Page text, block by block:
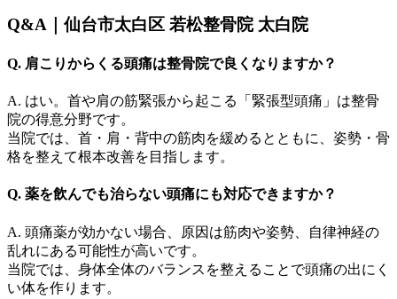
Q&A｜仙台市太白区 若松整骨院 太白院
Q. 肩こりからくる頭痛は整骨院で良くなりますか？
A. はい。首や肩の筋緊張から起こる「緊張型頭痛」は整骨
院の得意分野です。
当院では、首・肩・背中の筋肉を緩めるとともに、姿勢・骨
格を整えて根本改善を目指します。
Q. 薬を飲んでも治らない頭痛にも対応できますか？
A. 頭痛薬が効かない場合、原因は筋肉や姿勢、自律神経の
乱れにある可能性が高いです。
当院では、身体全体のバランスを整えることで頭痛の出にく
い体を作ります。